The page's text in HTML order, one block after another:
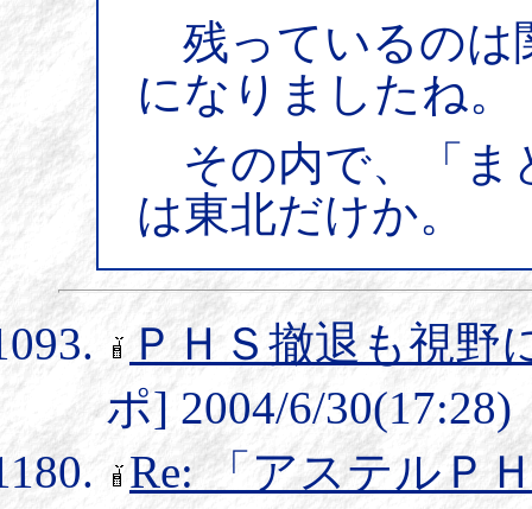
残っているのは
になりましたね。
その内で、「ま
は東北だけか。
ＰＨＳ撤退も視野
ポ] 2004/6/30(17:28)
Re: 「アステルＰ